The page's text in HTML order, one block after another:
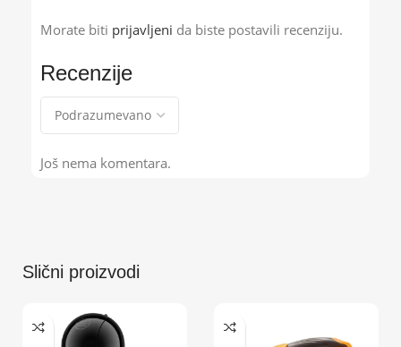
Recenzije
Još nema komentara.
Morate biti prijavljeni da biste postavili recenziju.
Slični proizvodi